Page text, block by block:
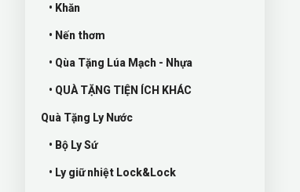
• Khăn
• Nến thơm
• Qùa Tặng Lúa Mạch - Nhựa
• QUÀ TẶNG TIỆN ÍCH KHÁC
Quà Tặng Ly Nước
• Bộ Ly Sứ
• Ly giữ nhiệt Lock&Lock